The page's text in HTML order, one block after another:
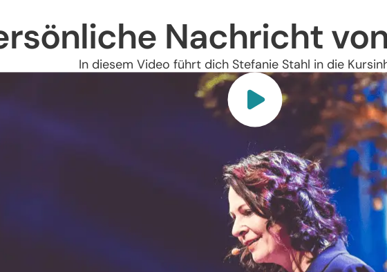
Nachricht
In diesem Video führt dich Stefanie Stahl in die